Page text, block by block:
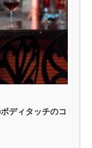
ディタッチのコ